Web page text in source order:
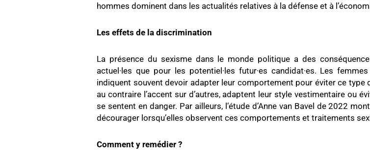
hommes dominent dans les actualités relatives à la défense et à
Les effets de la discrimination
La présence du sexisme dans le monde politique a des
actuel·les que pour les potentiel·les futur·es candidat·es. Les
indiquent souvent devoir adapter leur comportement pour éviter ce
au contraire l’accent sur d’autres, adaptent leur style vestimentaire ou
se sentent en danger. Par ailleurs, l’étude d’Anne van Bavel de 2022
décourager lorsqu’elles observent ces comportements et traitements
Comment y remédier ?